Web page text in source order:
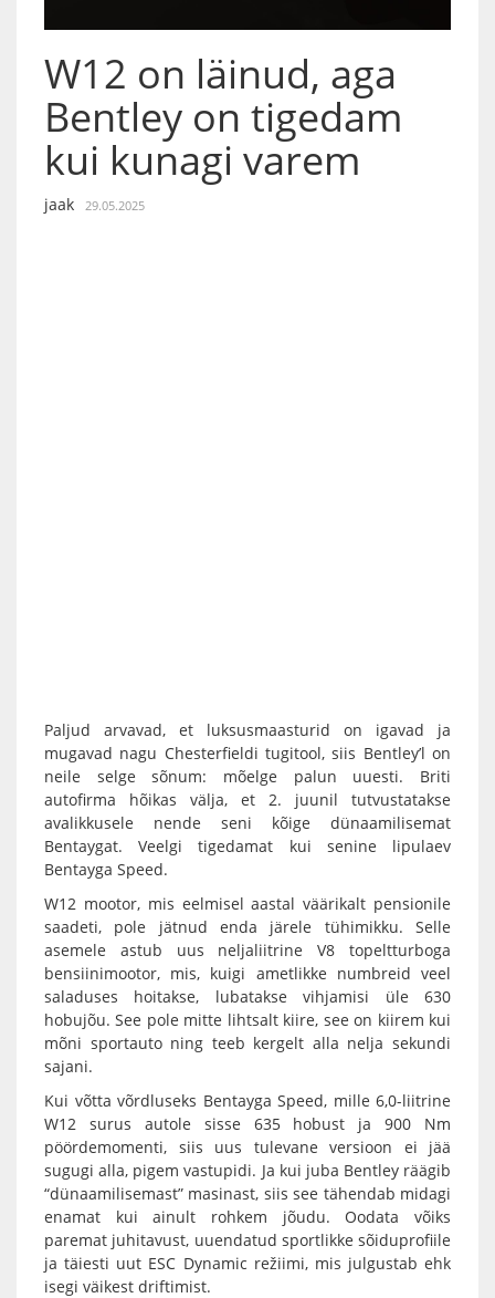
W12 on läinud, aga
Bentley on tigedam
kui kunagi varem
jaak 29.05.2025
Paljud arvavad, et luksusmaasturid on igavad ja
mugavad nagu Chesterfieldi tugitool, siis Bentley’l on
neile selge sõnum: mõelge palun uuesti. Briti
autofirma hõikas välja, et 2. juunil tutvustatakse
avalikkusele nende seni kõige dünaamilisemat
Bentaygat. Veelgi tigedamat kui senine lipulaev
Bentayga Speed.
W12 mootor, mis eelmisel aastal väärikalt pensionile
saadeti, pole jätnud enda järele tühimikku. Selle
asemele astub uus neljaliitrine V8 topeltturboga
bensiinimootor, mis, kuigi ametlikke numbreid veel
saladuses hoitakse, lubatakse vihjamisi üle 630
hobujõu. See pole mitte lihtsalt kiire, see on kiirem kui
mõni sportauto ning teeb kergelt alla nelja sekundi
sajani.
Kui võtta võrdluseks Bentayga Speed, mille 6,0-liitrine
W12 surus autole sisse 635 hobust ja 900 Nm
pöördemomenti, siis uus tulevane versioon ei jää
sugugi alla, pigem vastupidi. Ja kui juba Bentley räägib
“dünaamilisemast” masinast, siis see tähendab midagi
enamat kui ainult rohkem jõudu. Oodata võiks
paremat juhitavust, uuendatud sportlikke sõiduprofiile
ja täiesti uut ESC Dynamic režiimi, mis julgustab ehk
isegi väikest driftimist.